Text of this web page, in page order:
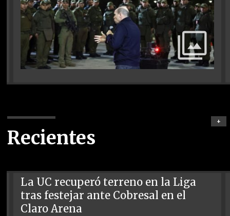
Recientes
+
La UC recuperó terreno en la Liga
tras festejar ante Cobresal en el
Claro Arena